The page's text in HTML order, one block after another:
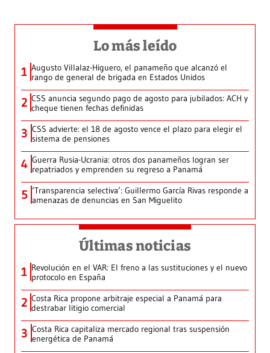
Lo más leído
1 Augusto Villalaz-Higuero, el panameño que alcanzó el
rango de general de brigada en Estados Unidos
2 CSS anuncia segundo pago de agosto para jubilados: ACH y
cheque tienen fechas definidas
3 CSS advierte: el 18 de agosto vence el plazo para elegir el
sistema de pensiones
4 Guerra Rusia-Ucrania: otros dos panameños logran ser
repatriados y emprenden su regreso a Panamá
5 ‘Transparencia selectiva’: Guillermo García Rivas responde a
amenazas de denuncias en San Miguelito
Últimas noticias
1 Revolución en el VAR: El freno a las sustituciones y el nuevo
protocolo en España
2 Costa Rica propone arbitraje especial a Panamá para
destrabar litigio comercial
3 Costa Rica capitaliza mercado regional tras suspensión
energética de Panamá